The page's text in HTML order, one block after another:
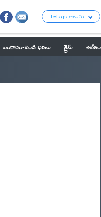
Telugu తెలుగు
బంగారం-వెండి ధరలు క్రైమ్
అనేకం